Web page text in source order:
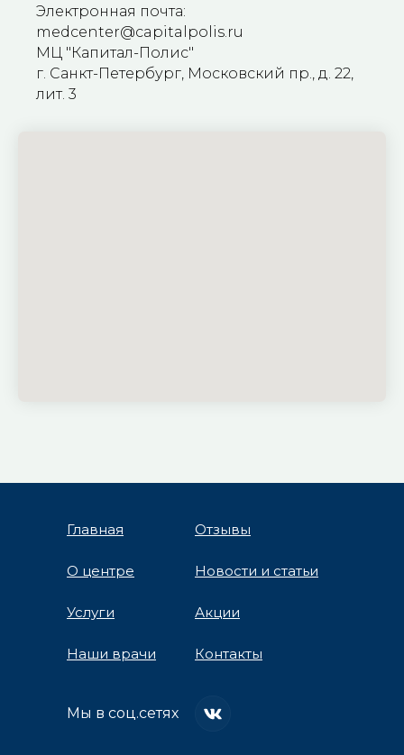
Электронная почта:
medcenter@capitalpolis.ru
МЦ "Капитал-Полис"
г. Санкт-Петербург, Московский пр., д. 22,
лит. 3
Главная
О центре
Услуги
Наши врачи
Отзывы
Новости и статьи
Акции
Контакты
Мы в соц.сетях